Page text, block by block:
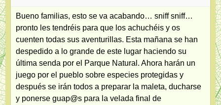
Bueno familias, esto se va acabando… sniff sniff…
pronto les tendréis para que los achuchéis y os
cuenten todas sus aventurillas. Esta mañana se han
despedido a lo grande de este lugar haciendo su
última senda por el Parque Natural. Ahora harán un
juego por el pueblo sobre especies protegidas y
después se irán todos a preparar la maleta, ducharse
y ponerse guap@s para la velada final de